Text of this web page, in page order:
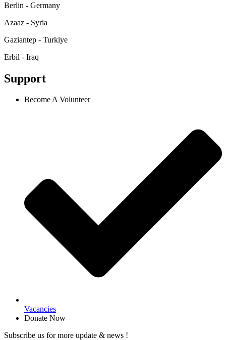
Berlin - Germany
Azaaz - Syria
Gaziantep - Turkiye
Erbil - Iraq
Support
Become A Volunteer
Vacancies
Donate Now
Subscribe us for more update & news !